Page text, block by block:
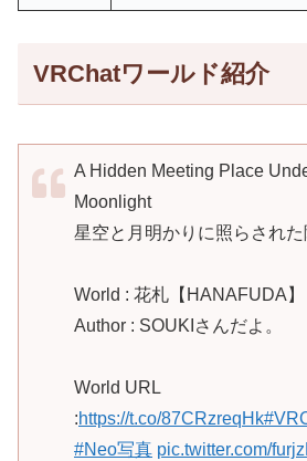
VRChatワールド紹介
A Hidden Meeting Place
Moonlight
星空と月明かりに照らされ
World : 花札【HANAFUDA】
Author : SOUKIさんだよ。
World URL
:https://t.co/87CRzreqHk
#Neo写真 pic.twitter.com/